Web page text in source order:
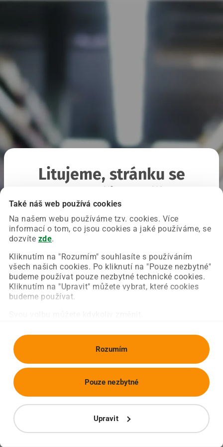
Také náš web používá cookies
Na našem webu používáme tzv. cookies. Více
informací o tom, co jsou cookies a jaké používáme, se
dozvíte zde.
Kliknutím na "Rozumím" souhlasíte s používáním
všech našich cookies. Po kliknutí na "Pouze nezbytné"
budeme používat pouze nezbytné technické cookies.
Kliknutím na "Upravit" můžete vybrat, které cookies
budeme používat.
Rozumím
Upravit
Pouze nezbytné
Litujeme, stránku se
Chyba nastala na naší straně a už ji opravujeme.
Zkuste prosím znovu načíst požadovanou stránku.
Obnovit stránku Úvodní strana